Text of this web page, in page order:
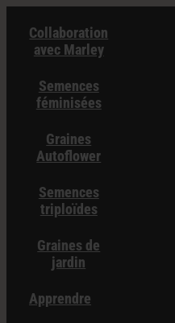
content
Collaboration
avec Marley
Semences
féminisées
Graines
Autoflower
Semences
triploïdes
Graines de
jardin
Apprendre